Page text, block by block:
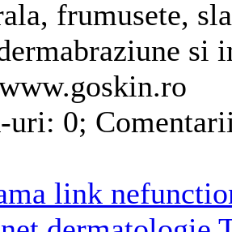
, frumusete,
si
0;
link